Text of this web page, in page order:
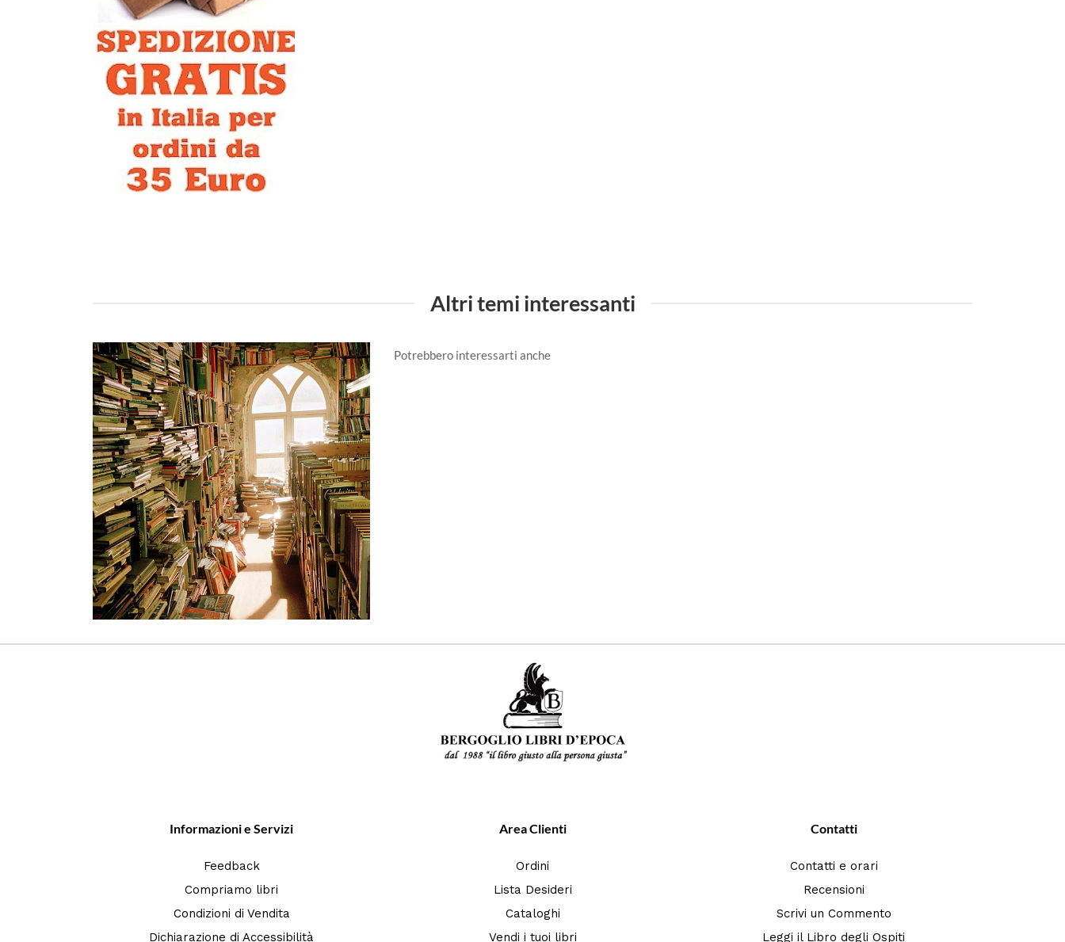
Altri temi interessanti
Potrebbero interessarti anche
Informazioni e Servizi
Feedback
Compriamo libri
Condizioni di Vendita
Dichiarazione di Accessibilità
Area Clienti
Ordini
Lista Desideri
Cataloghi
Vendi i tuoi libri
Contatti
Contatti e orari
Recensioni
Scrivi un Commento
Leggi il Libro degli Ospiti